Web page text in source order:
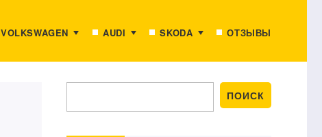
VOLKSWAGEN AUDI SKODA ОТЗЫВЫ